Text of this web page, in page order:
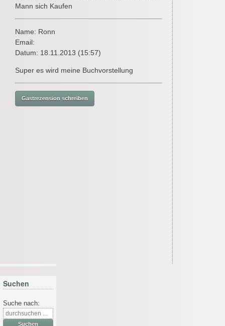
Mann sich Kaufen
Name: Ronn
Email:
Datum: 18.11.2013 (15:57)
Super es wird meine Buchvorstellung
Suchen
Suche nach: